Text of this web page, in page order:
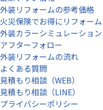
外装リフォームの参考価格
火災保険でお得にリフォーム
外装カラーシミュレーション
アフターフォロー
外装リフォームの流れ
よくある質問
見積もり相談（WEB）
見積もり相談（LINE）
プライバシーポリシー